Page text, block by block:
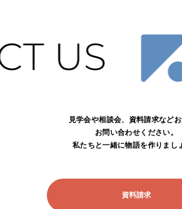
見学会や相談会、資料請求など
お問い合わせください。
私たちと一緒に物語を作りまし
資料請求